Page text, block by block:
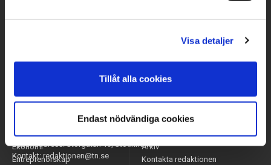
Visa detaljer
Tillåt alla cookies
Endast nödvändiga cookies
Adress: Tidningen Näringslivet, 114 82 Stockholm
Besöksadress: Storgatan 19, Stockholm
Kontakt: redaktionen@tn.se
Näringsliv
Ekonomi
Entreprenörskap
Appar
Nyhetsbrev
Arkiv
Kontakta redaktionen